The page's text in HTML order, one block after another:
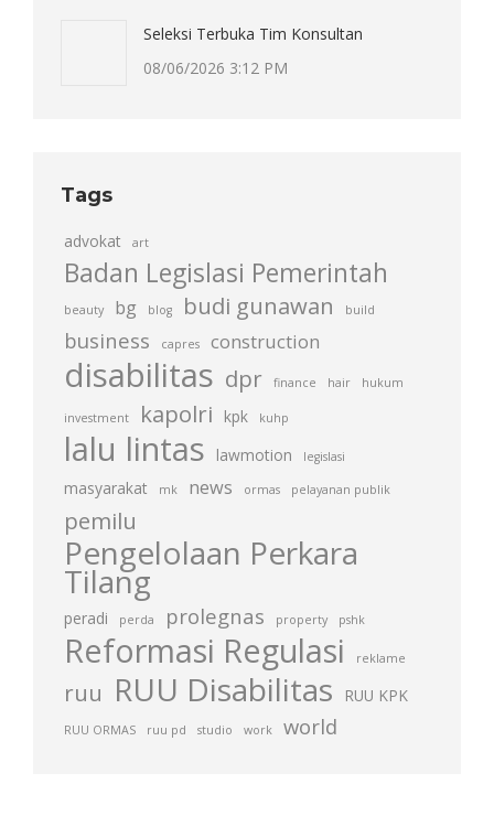
Seleksi Terbuka Tim Konsultan
08/06/2026 3:12 PM
Tags
advokat art
Badan Legislasi Pemerintah
beauty bg blog budi gunawan build
business capres construction
disabilitas dpr finance hair hukum
investment kapolri kpk kuhp
lalu lintas lawmotion legislasi
masyarakat mk news ormas pelayanan publik
pemilu
Pengelolaan Perkara
Tilang
peradi perda prolegnas property pshk
Reformasi Regulasi reklame
ruu RUU Disabilitas RUU KPK
RUU ORMAS ruu pd studio work world